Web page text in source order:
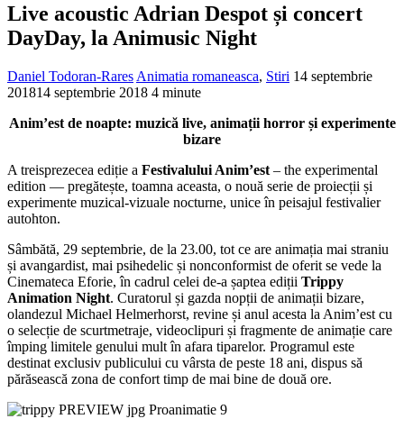
Live acoustic Adrian Despot și concert
DayDay, la Animusic Night
Daniel Todoran-Rares Animatia romaneasca, Stiri 14 septembrie
201814 septembrie 2018 4 minute
Anim’est de noapte: muzică live, animații horror și experimente
bizare
A treisprezecea ediție a Festivalului Anim’est – the experimental
edition — pregătește, toamna aceasta, o nouă serie de proiecții și
experimente muzical-vizuale nocturne, unice în peisajul festivalier
autohton.
Sâmbătă, 29 septembrie, de la 23.00, tot ce are animația mai straniu
și avangardist, mai psihedelic și nonconformist de oferit se vede la
Cinemateca Eforie, în cadrul celei de-a șaptea ediții Trippy
Animation Night. Curatorul și gazda nopții de animații bizare,
olandezul Michael Helmerhorst, revine și anul acesta la Anim’est cu
o selecție de scurtmetraje, videoclipuri și fragmente de animație care
împing limitele genului mult în afara tiparelor. Programul este
destinat exclusiv publicului cu vârsta de peste 18 ani, dispus să
părăsească zona de confort timp de mai bine de două ore.